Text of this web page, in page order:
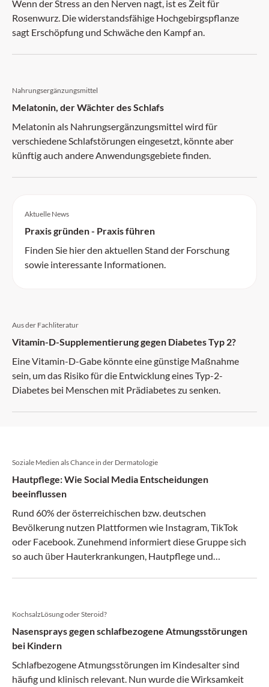
Wenn der Stress an den Nerven nagt, ist es Zeit für
Rosenwurz. Die widerstandsfähige Hochgebirgspflanze
sagt Erschöpfung und Schwäche den Kampf an.
Nahrungsergänzungsmittel
Melatonin, der Wächter des Schlafs
Melatonin als Nahrungsergänzungsmittel wird für
verschiedene Schlafstörungen eingesetzt, könnte aber
künftig auch andere Anwendungsgebiete finden.
Aktuelle News
Praxis gründen - Praxis führen
Finden Sie hier den aktuellen Stand der Forschung
sowie interessante Informationen.
Aus der Fachliteratur
Vitamin-D-Supplementierung gegen Diabetes Typ 2?
Eine Vitamin-D-Gabe könnte eine günstige Maßnahme
sein, um das Risiko für die Entwicklung eines Typ-2-
Diabetes bei Menschen mit Prädiabetes zu senken.
Soziale Medien als Chance in der Dermatologie
Hautpflege: Wie Social Media Entscheidungen
beeinflussen
Rund 60% der österreichischen bzw. deutschen
Bevölkerung nutzen Plattformen wie Instagram, TikTok
oder Facebook. Zunehmend informiert diese Gruppe sich
so auch über Hauterkrankungen, Hautpflege und
KochsalzLösung oder Steroid?
Nasensprays gegen schlafbezogene Atmungsstörungen
bei Kindern
Schlafbezogene Atmungsstörungen im Kindesalter sind
häufig und klinisch relevant. Nun wurde die Wirksamkeit